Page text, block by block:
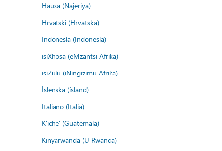
Hausa (Najeriya)
Hrvatski (Hrvatska)
Indonesia (Indonesia)
isiXhosa (eMzantsi Afrika)
isiZulu (iNingizimu Afrika)
Íslenska (ísland)
Italiano (Italia)
K'iche' (Guatemala)
Kinyarwanda (U Rwanda)